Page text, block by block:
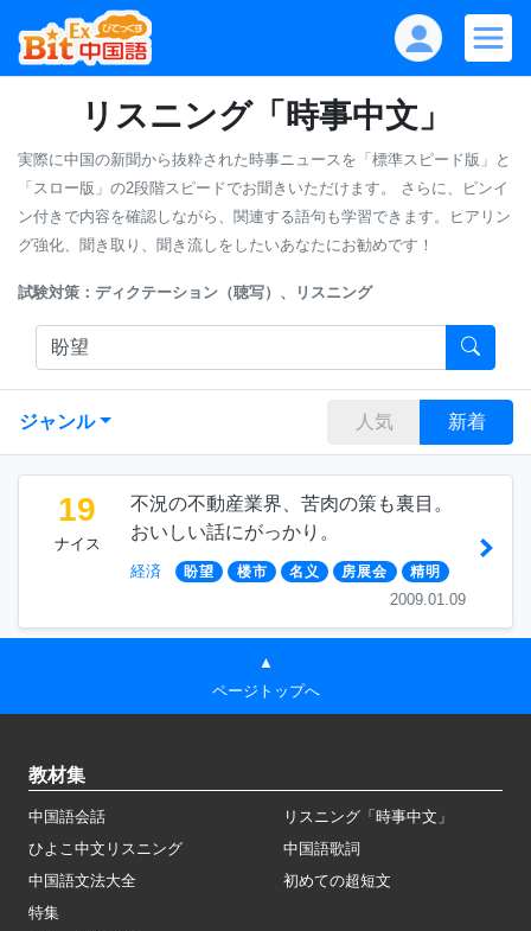
リスニング「時事中文」
実際に中国の新聞から抜粋された時事ニュースを「標準スピード版」と
「スロー版」の2段階スピードでお聞きいただけます。
さらに、ピンイ
ン付きで内容を確認しながら、関連する語句も学習できます。ヒアリン
グ強化、聞き取り、聞き流しをしたいあなたにお勧めです！
試験対策：ディクテーション（聴写）、リスニング
ジャンル 人気 新着
19
ナイス
不況の不動産業界、苦肉の策も裏目。
おいしい話にがっかり。
経済 盼望 楼市 名义 房展会 精明
2009.01.09
▲
ページトップへ
教材集
中国語会話
リスニング「時事中文」
ひよこ中文リスニング
中国語歌詞
中国語文法大全
初めての超短文
特集